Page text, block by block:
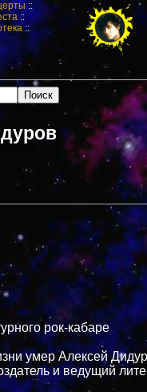
::
::
::
рок-кабаре
умер Алексей
и ведущий